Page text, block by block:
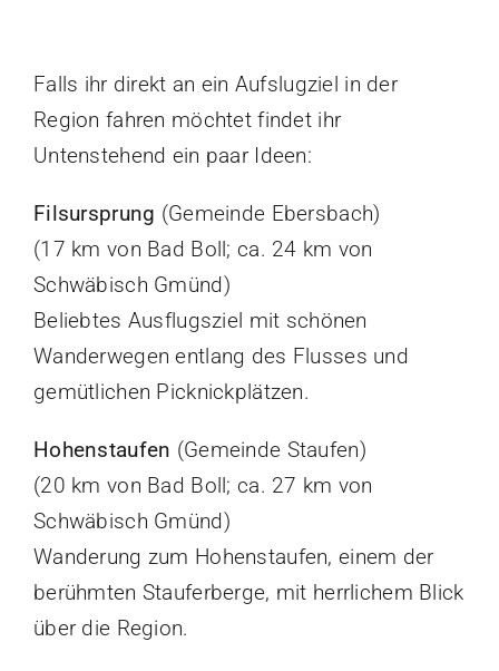
Falls ihr direkt an ein Aufslugziel in der
Region fahren möchtet findet ihr
Untenstehend ein paar Ideen:
Filsursprung (Gemeinde Ebersbach)
(17 km von Bad Boll; ca. 24 km von
Schwäbisch Gmünd)
Beliebtes Ausflugsziel mit schönen
Wanderwegen entlang des Flusses und
gemütlichen Picknickplätzen.
Hohenstaufen (Gemeinde Staufen)
(20 km von Bad Boll; ca. 27 km von
Schwäbisch Gmünd)
Wanderung zum Hohenstaufen, einem der
berühmten Stauferberge, mit herrlichem Blick
über die Region.